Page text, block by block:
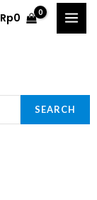
Rp0
SEARCH